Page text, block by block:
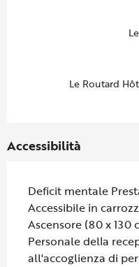
Le Routard
Accessibilità
Deficit mentale
Accessibile in
Ascensore (80 x 130
Personale della
all'accoglienza di